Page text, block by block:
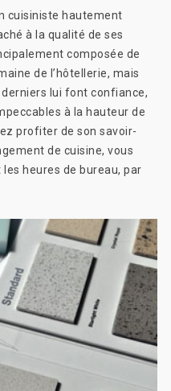
cuisiniste hautement
à la qualité de ses
composée de
de l’hôtellerie, mais
lui font confiance,
à la hauteur de
profiter de son savoir-
de cuisine, vous
heures de bureau, par